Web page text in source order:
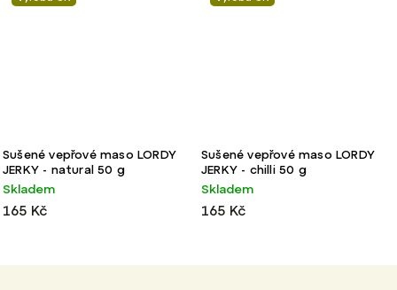
Sušené vepřové maso LORDY
JERKY - natural 50 g
Skladem
165 Kč
Sušené vepřové maso LORDY
JERKY - chilli 50 g
Skladem
165 Kč